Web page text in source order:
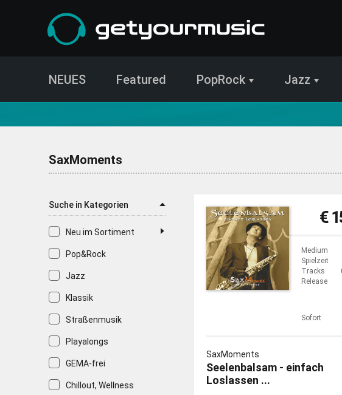
NEUES Featured PopRock Jazz
SaxMoments
Suche in Kategorien
Neu im Sortiment
Pop&Rock
Jazz
Klassik
Straßenmusik
Playalongs
GEMA-frei
Chillout, Wellness
€
Medium
Spielzeit
Tracks
Release
Sofort
SaxMoments
Seelenbalsam - einfach
Loslassen ...